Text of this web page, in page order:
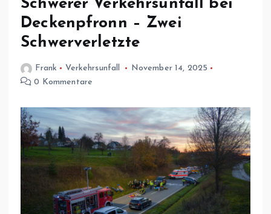
Schwerer Verkehrsunfall bei
Deckenpfronn – Zwei
Schwerverletzte
Frank Verkehrsunfall
November 14, 2025
0 Kommentare